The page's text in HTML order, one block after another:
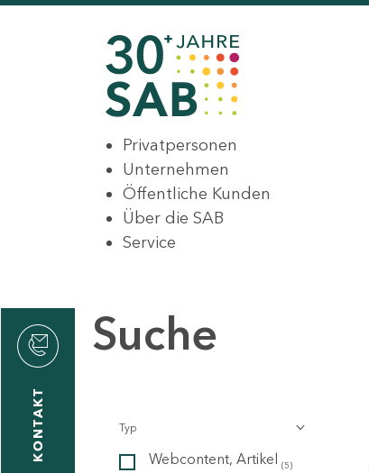
Privatpersonen
Unternehmen
Öffentliche Kunden
Über die SAB
Service
KONTAKT
Suche
Typ
Webcontent, Artikel (5)